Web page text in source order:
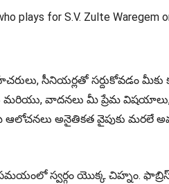
plays for S.V. Zulte Waregem
సీనియర్లతో సర్దుకోవడం మీకు
మరియు, వాదనలు మీ ప్రేమ
అనైతికత వైపుకు మరలే
సమయంలో స్వర్గం యొక్క చిహ్నం.